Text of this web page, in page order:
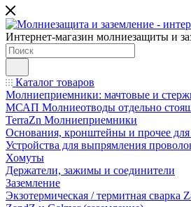
Интернет-магазин молниезащиты и
Каталог товаров
Молниеприемники: мачтовые и
МСАП Молниеотводы отдельно
TerraZn Молниеприемники
Основания, кронштейны и прочее
Устройства для выпрямления
Хомуты
Держатели, зажимы и соединители
Заземление
Экзотермическая / термитная сварка